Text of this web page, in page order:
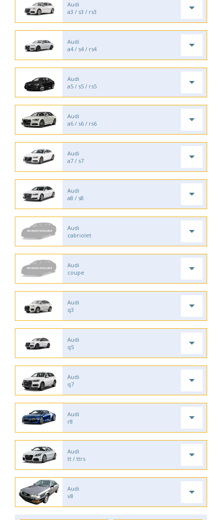
Audi
a3 / s3 / rs3
Audi
a4 / s4 / rs4
Audi
a5 / s5 / rs5
Audi
a6 / s6 / rs6
Audi
a7 / s7
Audi
a8 / s8
Audi
cabriolet
Audi
coupe
Audi
q3
Audi
q5
Audi
q7
Audi
r8
Audi
tt / ttrs
Audi
v8